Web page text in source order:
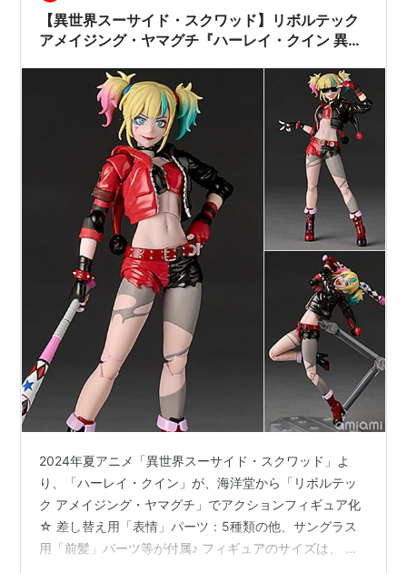
【異世界スーサイド・スクワッド】リボルテック
アメイジング・ヤマグチ『ハーレイ・クイン 異世
【海洋堂】より2025年12月発売予定♪
2024年夏アニメ「異世界スーサイド・スクワッド」よ
り、「ハーレイ・クイン」が、海洋堂から「リボルテッ
ク アメイジング・ヤマグチ」でアクションフィギュア化
☆ 差し替え用「表情」パーツ：5種類の他、サングラス
用「前髪」パーツ等が付属♪ フィギュアのサイズは、 ノ